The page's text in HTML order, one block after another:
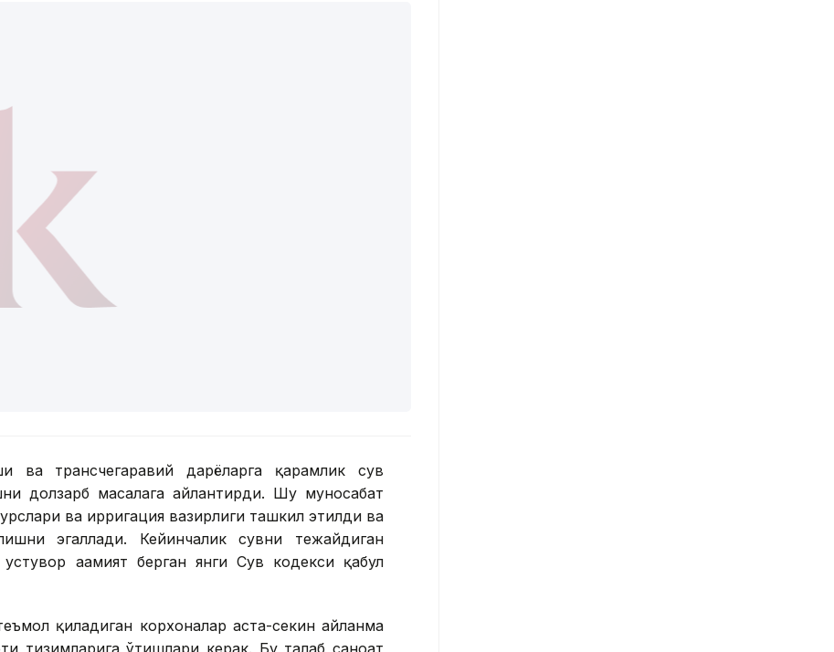
ва трансчегаравий дарёларга қарамлик сув
долзарб масалага айлантирди. Шу муносабат
ва ирригация вазирлиги ташкил этилди ва
эгаллади. Кейинчалик сувни тежайдиган
аҳамият берган янги Сув кодекси қабул
қиладиган корхоналар аста-секин айланма
тизимларига ўтишлари керак. Бу талаб саноат